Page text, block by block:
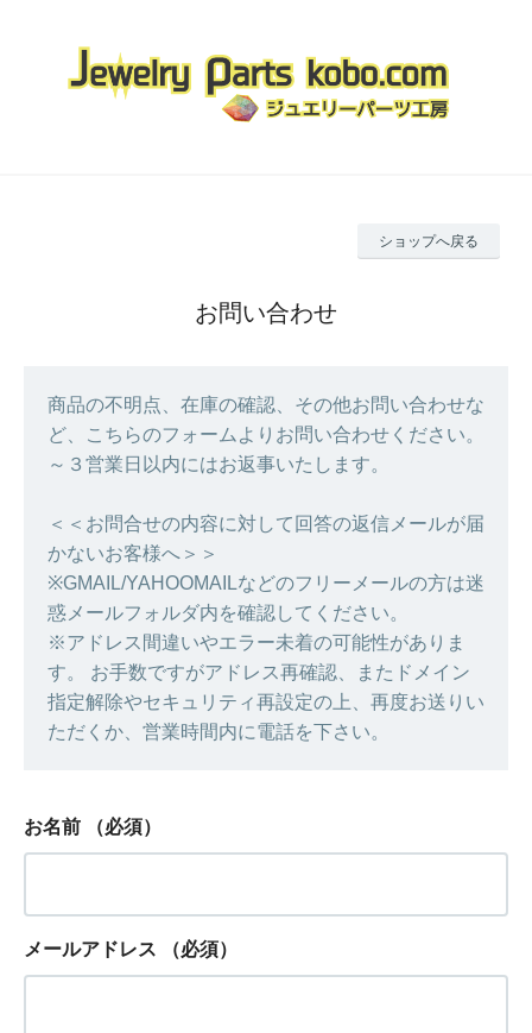
ショップへ戻る
お問い合わせ
商品の不明点、在庫の確認、その他お問い合わせな
ど、こちらのフォームよりお問い合わせください。
～３営業日以内にはお返事いたします。
＜＜お問合せの内容に対して回答の返信メールが届
かないお客様へ＞＞
※GMAIL/YAHOOMAILなどのフリーメールの方は迷
惑メールフォルダ内を確認してください。
※アドレス間違いやエラー未着の可能性がありま
す。 お手数ですがアドレス再確認、またドメイン
指定解除やセキュリティ再設定の上、再度お送りい
ただくか、営業時間内に電話を下さい。
お名前 （必須）
メールアドレス （必須）